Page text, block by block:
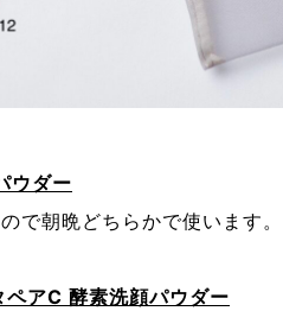
ウダー
で朝晩どちらかで使います。
アC 酵素洗顔パウダー